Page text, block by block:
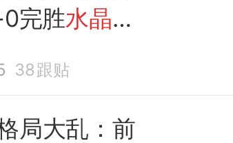
完胜水晶宫
38 跟贴
局大乱：前